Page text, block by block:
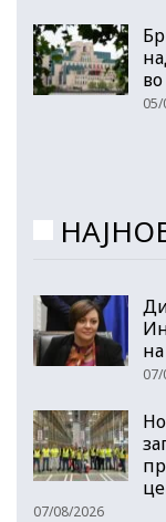
07/08/2026